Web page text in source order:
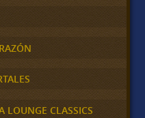
LOUNGE CLASSICS